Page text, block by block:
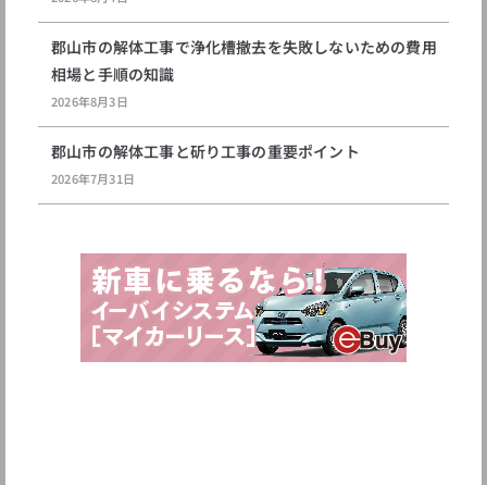
郡山市の解体工事で浄化槽撤去を失敗しないための費用
相場と手順の知識
2026年8月3日
郡山市の解体工事と斫り工事の重要ポイント
2026年7月31日